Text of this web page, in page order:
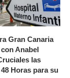
Gran Canaria
Anabel
las
Horas para su